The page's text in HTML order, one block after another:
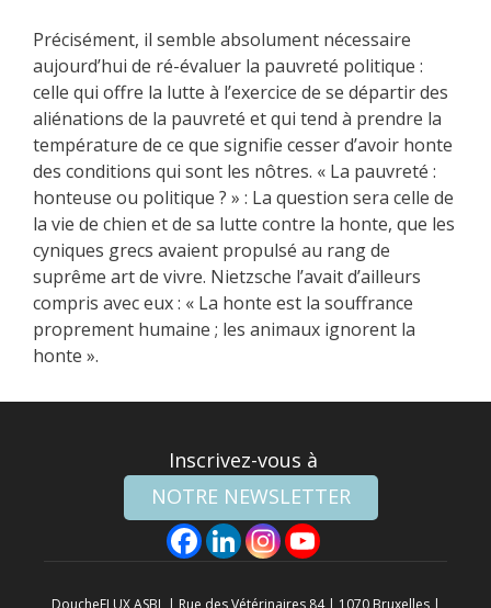
Précisément, il semble absolument nécessaire
aujourd’hui de ré-évaluer la pauvreté politique :
celle qui offre la lutte à l’exercice de se départir des
aliénations de la pauvreté et qui tend à prendre la
température de ce que signifie cesser d’avoir honte
des conditions qui sont les nôtres. « La pauvreté :
honteuse ou politique ? » : La question sera celle de
la vie de chien et de sa lutte contre la honte, que les
cyniques grecs avaient propulsé au rang de
suprême art de vivre. Nietzsche l’avait d’ailleurs
compris avec eux : « La honte est la souffrance
proprement humaine ; les animaux ignorent la
honte ».
Inscrivez-vous à
NOTRE NEWSLETTER
DoucheFLUX ASBL | Rue des Vétérinaires 84 | 1070 Bruxelles |